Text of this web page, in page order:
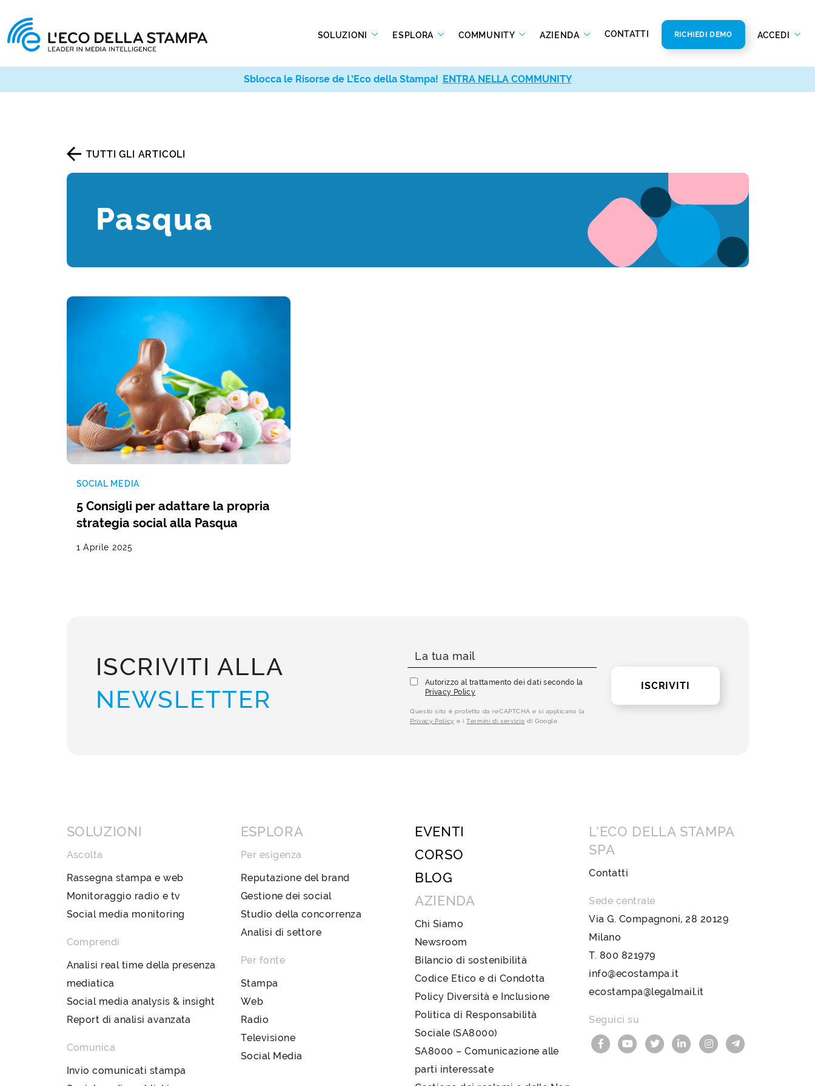
SOLUZIONI ESPLORA COMMUNITY AZIENDA CONTATTI RICHIEDI DEMO ACCEDI
TUTTI GLI ARTICOLI
Pasqua
SOCIAL MEDIA
5 Consigli per adattare la propria
strategia social alla Pasqua
1 Aprile 2025
ISCRIVITI ALLA
NEWSLETTER
Autorizzo al trattamento dei dati secondo la
Privacy Policy
Questo sito è protetto da reCAPTCHA e si applicano la
Privacy Policy e iTermini di servizio di Google.
ISCRIVITI
SOLUZIONI
Ascolta
Rassegna stampa e web
Monitoraggio radio e tv
Social media monitoring
Comprendi
Analisi real time della presenza
mediatica
Social media analysis & insight
Report di analisi avanzata
Comunica
Invio comunicati stampa
ESPLORA
Per esigenza
Reputazione del brand
Gestione dei social
Studio della concorrenza
Analisi di settore
Per fonte
Stampa
Web
Radio
Televisione
Social Media
EVENTI
CORSO
BLOG
AZIENDA
Chi Siamo
Newsroom
Bilancio di sostenibilità
Codice Etico e di Condotta
Policy Diversità e Inclusione
Politica di Responsabilità
Sociale (SA8000)
SA8000 – Comunicazione alle
parti interessate
L’ECO DELLA STAMPA
SPA
Contatti
Sede centrale
Via G. Compagnoni, 28 20129
Milano
T. 800 821979
info@ecostampa.it
ecostampa@legalmail.it
Seguici su
Sblocca le Risorse de L’Eco della Stampa! ENTRA NELLA COMMUNITY